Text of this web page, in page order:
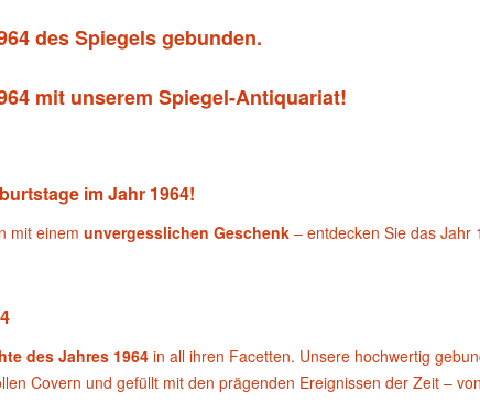
des Spiegels gebunden.
mit unserem Spiegel-Antiquariat!
im Jahr 1964!
mit einem unvergesslichen Geschenk – entdecken Sie das Jahr
des Jahres 1964 in all ihren Facetten. Unsere hochwertig
Covern und gefüllt mit den prägenden Ereignissen der Zeit –